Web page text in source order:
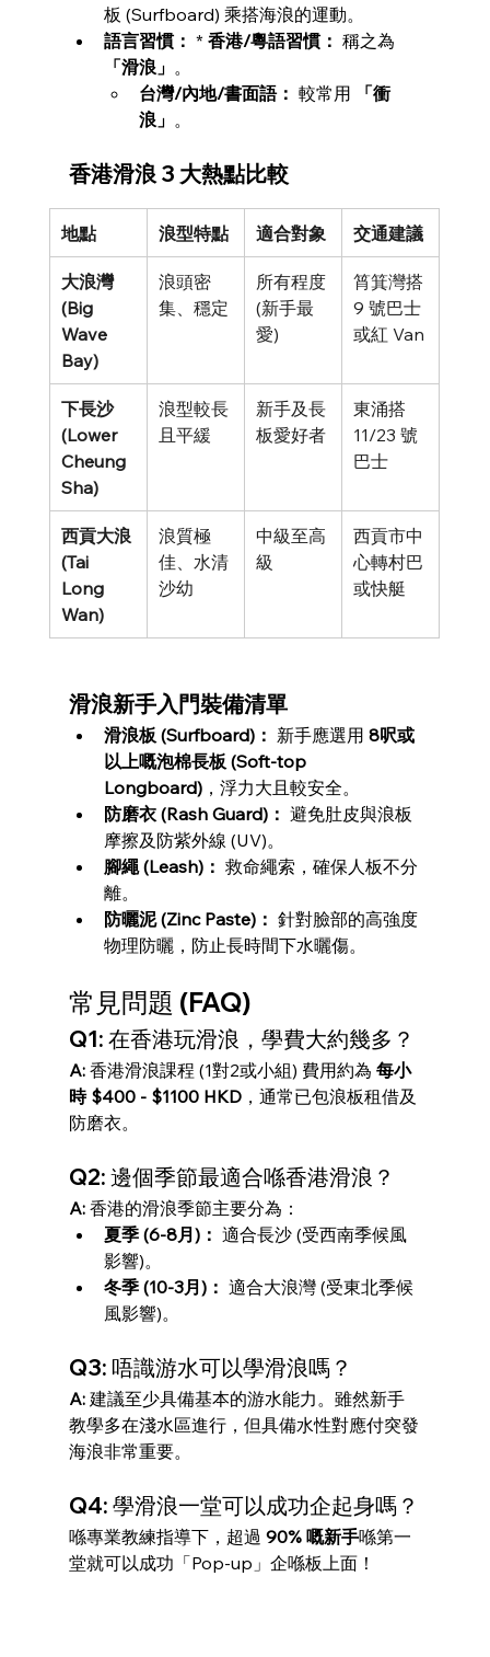
板 (Surfboard) 乘搭海浪的運動。
語言習慣： * 香港/粵語習慣： 稱之為
「滑浪」 。
台灣/內地/書面語： 較常用
「衝
浪」 。
香港滑浪 3 大熱點比較
地點 浪型特點 適合對象 交通建議
大浪灣
(Big
Wave
Bay)
浪頭密
集、穩定
所有程度
(新手最
愛)
筲箕灣搭
9 號巴士
或紅 Van
下長沙
(Lower
Cheung
Sha)
浪型較長
且平緩
新手及長
板愛好者
東涌搭
11/23 號
巴士
西貢大浪
(Tai
Long
Wan)
浪質極
佳、水清
沙幼
中級至高
級
西貢市中
心轉村巴
或快艇
滑浪新手入門裝備清單
滑浪板 (Surfboard)： 新手應選用 8呎或
以上嘅泡棉長板 (Soft-top
Longboard)，浮力大且較安全。
防磨衣 (Rash Guard)： 避免肚皮與浪板
摩擦及防紫外線 (UV)。
腳繩 (Leash)： 救命繩索，確保人板不分
離。
防曬泥 (Zinc Paste)： 針對臉部的高強度
物理防曬，防止長時間下水曬傷。
常見問題 (FAQ)
Q1: 在香港玩滑浪，學費大約幾多？
A: 香港滑浪課程 (1對2或小組) 費用約為 每小
時 $400 - $1100 HKD，通常已包浪板租借及
防磨衣。
Q2: 邊個季節最適合喺香港滑浪？
A: 香港的滑浪季節主要分為：
夏季 (6-8月)： 適合長沙 (受西南季候風
影響)。
冬季 (10-3月)： 適合大浪灣 (受東北季候
風影響)。
Q3: 唔識游水可以學滑浪嗎？
A: 建議至少具備基本的游水能力。雖然新手
教學多在淺水區進行，但具備水性對應付突發
海浪非常重要。
Q4: 學滑浪一堂可以成功企起身嗎？
喺專業教練指導下，超過 90% 嘅新手喺第一
堂就可以成功「Pop-up」企喺板上面！